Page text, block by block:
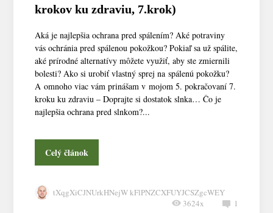
krokov ku zdraviu, 7.krok)
Aká je najlepšia ochrana pred spálením? Aké potraviny
vás ochránia pred spálenou pokožkou? Pokiaľ sa už spálite,
aké prírodné alternatívy môžete využiť, aby ste zmiernili
bolesti? Ako si urobiť vlastný sprej na spálenú pokožku?
A omnoho viac vám prinášam v mojom 5. pokračovaní 7.
kroku ku zdraviu – Doprajte si dostatok slnka… Čo je
najlepšia ochrana pred slnkom?...
Celý článok
tXqgXiCJNUrkHNejW kFlPNZCXFUYJCSZgcWEY
1
3624x